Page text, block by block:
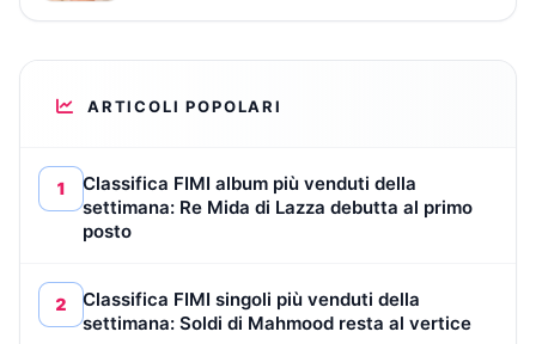
ARTICOLI POPOLARI
1
Classifica FIMI album più venduti della
settimana: Re Mida di Lazza debutta al primo
posto
2
Classifica FIMI singoli più venduti della
settimana: Soldi di Mahmood resta al vertice